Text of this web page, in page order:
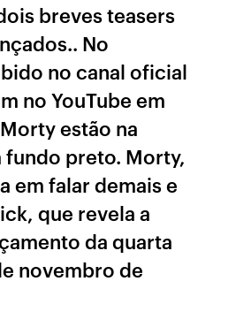
breves teasers
No
no canal oficial
no YouTube em
estão na
preto. Morty,
em falar demais e
que revela a
da quarta
novembro de